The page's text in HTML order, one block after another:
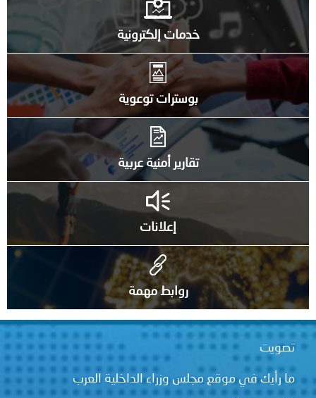
خدمات إلكترونية
بوسترات توعوية
تقارير أمنية عربية
إعلانات
روابط مهمة
تصويت
ما رأيك في موقع مجلس وزراء الداخلية العرب